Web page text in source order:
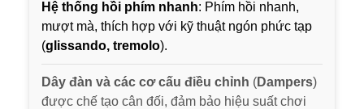
Hệ thống hồi phím nhanh: Phím hồi nhanh,
mượt mà, thích hợp với kỹ thuật ngón phức tạp
(glissando, tremolo).
Dây đàn và các cơ cấu điều chỉnh (Dampers)
được chế tạo cân đối, đảm bảo hiệu suất chơi